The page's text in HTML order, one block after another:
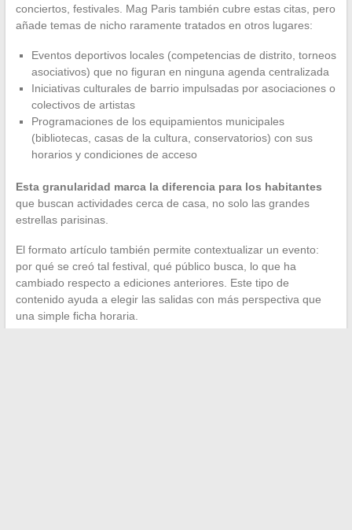
conciertos, festivales. Mag Paris también cubre estas citas, pero
añade temas de nicho raramente tratados en otros lugares:
Eventos deportivos locales (competencias de distrito, torneos
asociativos) que no figuran en ninguna agenda centralizada
Iniciativas culturales de barrio impulsadas por asociaciones o
colectivos de artistas
Programaciones de los equipamientos municipales
(bibliotecas, casas de la cultura, conservatorios) con sus
horarios y condiciones de acceso
Esta granularidad marca la diferencia para los habitantes
que buscan actividades cerca de casa, no solo las grandes
estrellas parisinas.
El formato artículo también permite contextualizar un evento:
por qué se creó tal festival, qué público busca, lo que ha
cambiado respecto a ediciones anteriores. Este tipo de
contenido ayuda a elegir las salidas con más perspectiva que
una simple ficha horaria.